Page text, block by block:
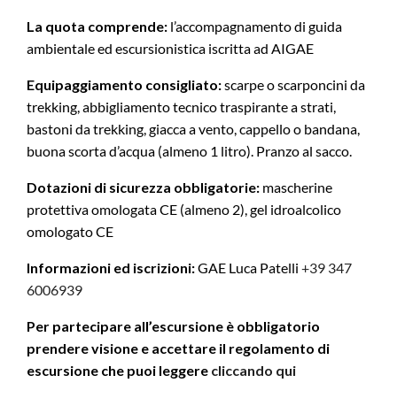
La quota comprende: l’accompagnamento di guida
ambientale ed escursionistica iscritta ad AIGAE
Equipaggiamento consigliato:scarpe o scarponcini da
trekking, abbigliamento tecnico traspirante a strati,
bastoni da trekking, giacca a vento, cappello o bandana,
buona scorta d’acqua (almeno 1 litro). Pranzo al sacco.
Dotazioni di sicurezza obbligatorie: mascherine
protettiva omologata CE (almeno 2), gel idroalcolico
omologato CE
Informazioni ed iscrizioni:GAE Luca Patelli +39 347
6006939
Per partecipare all’escursione è obbligatorio
prendere visione e accettare il regolamento di
escursione che puoi leggere cliccando qui